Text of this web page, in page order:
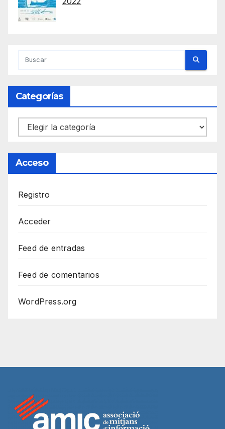
Categorías
Categorías
Acceso
Registro
Acceder
Feed de entradas
Feed de comentarios
WordPress.org